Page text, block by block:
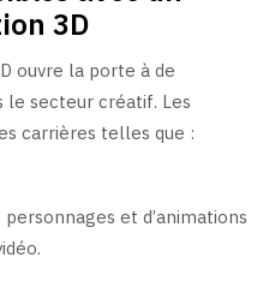
3D
ouvre la porte à de
le secteur créatif. Les
carrières telles que :
personnages et d’animations